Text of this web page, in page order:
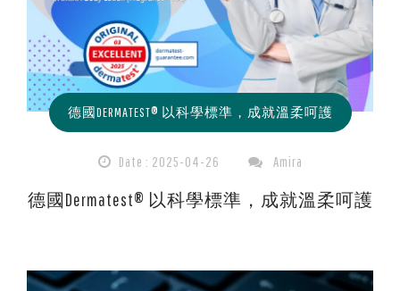
德國DERMATEST® 以科學標準，成就溫柔呵護
Date : 2025-04-26 Amira
德國Dermatest® 以科學標準，成就溫柔呵護